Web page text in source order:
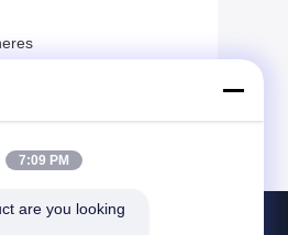
7:09 PM
are you looking